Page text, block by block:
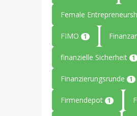
Female
FIMO 1
finanzielle Sicherheit 1
Finanzierungsrunde 1
Firmendepot 1